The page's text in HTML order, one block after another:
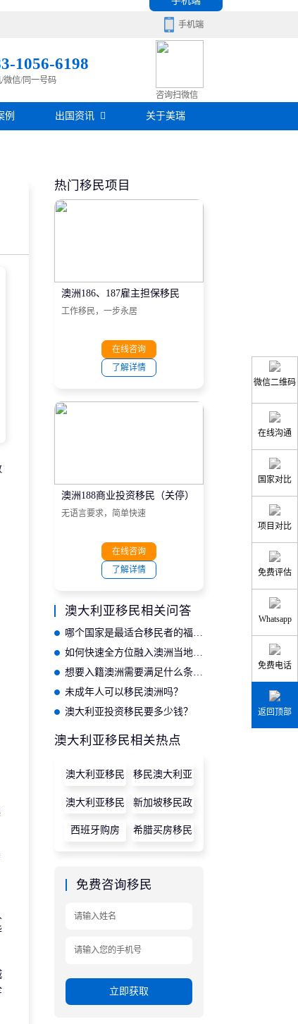
手机端
1056-6198
微信/同一号码
咨询扫微信
例 出国资讯
房产知识
移民问答
关于美瑞
热门移民项目
澳洲186、187雇主担保移民
工作移民，一步永居
在线咨询
了解详情
澳洲188商业投资移民（关停）
无语言要求，简单快速
在线咨询
了解详情
澳大利亚移民相关问答
想要入籍澳洲需要满足什么条件呢？
未成年人可以移民澳洲吗？
澳大利亚投资移民要多少钱？
澳大利亚移民相关热点
澳大利亚移民
政策
移民澳大利亚
澳大利亚移民 新加坡移民政
策
西班牙购房 希腊买房移民
免费咨询移民
立即获取
微信二维码
在线沟通
国家对比
项目对比
免费评估
Whatsapp
免费电话
返回顶部